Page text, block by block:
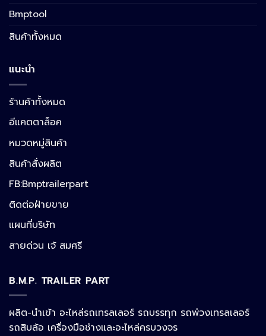
Bmptool
สินค้าทั้งหมด
แนะนำ
ร้านค้าทั้งหมด
อีแคตตาล็อค
หมวดหมู่สินค้า
สินค้าสั่งผลิต
FB:Bmptrailerpart
ติดต่อฝ่ายขาย
แผนที่บริษัท
สายด่วน เจ้ สมศรี
B.M.P. TRAILER PART
ผลิต-นำเข้า อะไหล่รถเทรลเลอร์ รถบรรทุก รถพ่วงเทรลเลอร์
รถสิบล้อ เครื่องมือช่างและอะไหล่ครบวงจร
Line
Facebook Messenger
Phone